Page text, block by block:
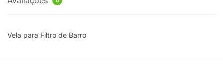
Vela para Filtro de Barro